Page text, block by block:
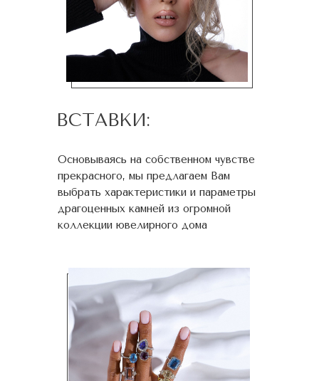
ВСТАВКИ:
Основываясь на собственном чувстве
прекрасного, мы предлагаем Вам
выбрать характеристики и параметры
драгоценных камней из огромной
коллекции ювелирного дома